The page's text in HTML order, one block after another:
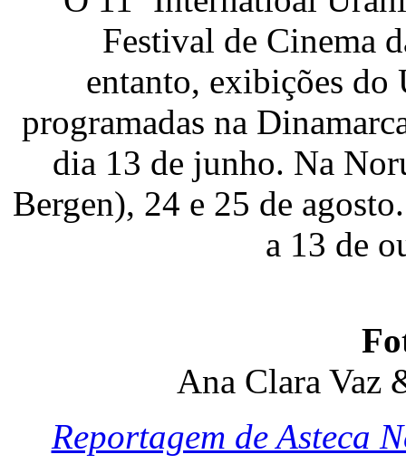
Festival de Cinema
entanto, exibições
programadas na
dia 13 de junho. Na
Bergen), 24 e 25 de
a 13 de
Ana Clara Vaz
Reportagem de Asteca